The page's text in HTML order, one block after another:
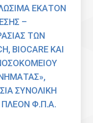
ΕΚΑΤΟΝ
–
ΤΩΝ
BIOCARE ΚΑΙ
ΣΥΝΟΛΙΚΗ
ΠΛΕΟΝ Φ.Π.Α.